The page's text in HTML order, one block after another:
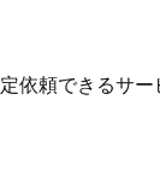
頼できるサー